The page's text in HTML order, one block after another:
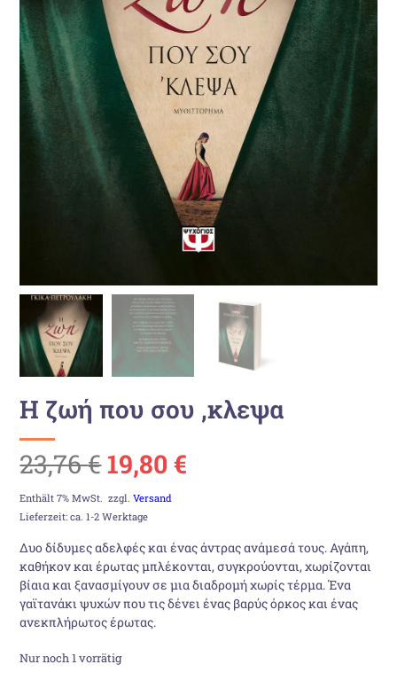
Η ζωή που σου ‚κλεψα
23,76€ Ursprünglicher
Preis
war:
23,76 €
19,80€
ist:
19,80 €.
Enthält 7% MwSt. zzgl.Versand
Lieferzeit: ca. 1-2 Werktage
Δυο δίδυμες αδελφές και ένας άντρας ανάμεσά τους. Αγάπη,
καθήκον και έρωτας μπλέκονται, συγκρούονται, χωρίζονται
βίαια και ξανασμίγουν σε μια διαδρομή χωρίς τέρμα. Ένα
γαϊτανάκι ψυχών που τις δένει ένας βαρύς όρκος και ένας
ανεκπλήρωτος έρωτας.
Nur noch 1 vorrätig